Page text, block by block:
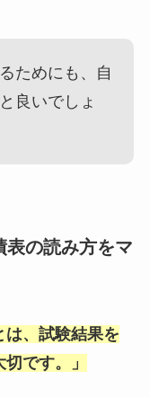
ためにも、自
良いでしょ
の読み方をマ
は、試験結果を
です。
」